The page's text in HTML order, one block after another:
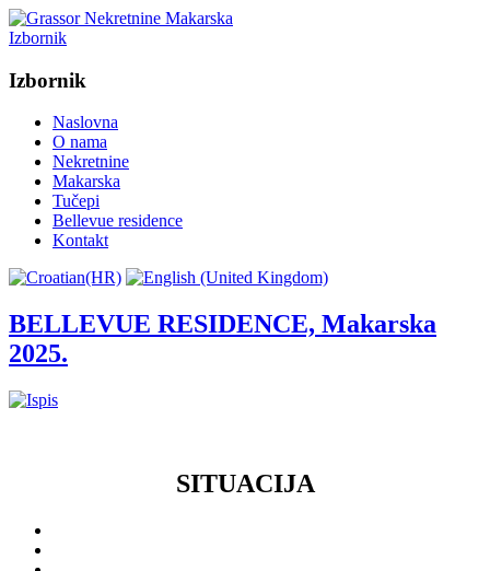
Izbornik
Izbornik
Naslovna
O nama
Nekretnine
Makarska
Tučepi
Bellevue residence
Kontakt
BELLEVUE RESIDENCE, Makarska
2025.
SITUACIJA